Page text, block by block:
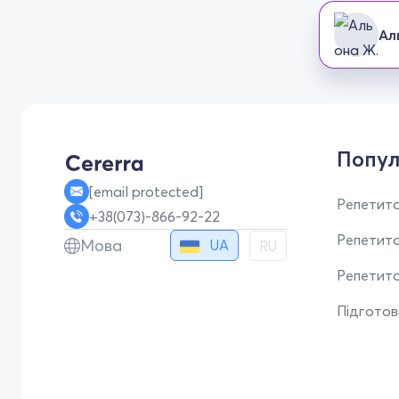
[email protected]
+38(073)-866-92-22
Мова UA RU